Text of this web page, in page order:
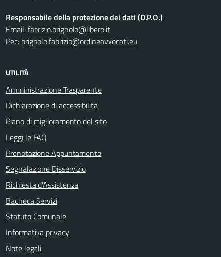
Responsabile della protezione dei dati (D.P.O.)
Email:fabrizio.brignolo@libero.it
Pec: brignolo.fabrizio@ordineavvocati.eu
UTILITÀ
Amministrazione Trasparente
Dichiarazione di accessibilità
Piano di miglioramento del sito
Leggi le FAQ
Prenotazione Appuntamento
Segnalazione Disservizio
Richiesta d'Assistenza
Bacheca Servizi
Statuto Comunale
Informativa privacy
Note legali